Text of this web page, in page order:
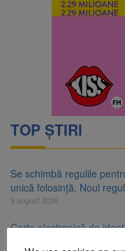
TOP ȘTIRI
Se schimbă regulile
unică folosință. Noul
9 august 2026
Carte electronică de